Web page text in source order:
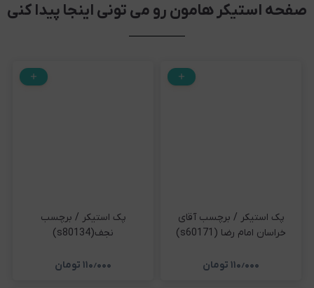
صفحه استیکر هامون رو می تونی اینجا پیدا کنی
پک استیکر / برچسب آقای
خراسان امام رضا (s60171)
۱۱۰٫۰۰۰ تومان
پک استیکر / برچسب
نجف(s80134)
۱۱۰٫۰۰۰ تومان